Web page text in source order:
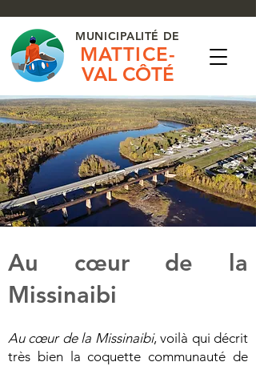
MUNICIPALITÉ DE
MATTICE-
VAL CÔTÉ
Au cœur de la
Missinaibi
Au cœur de la Missinaibi, voilà qui décrit
très bien la coquette communauté de